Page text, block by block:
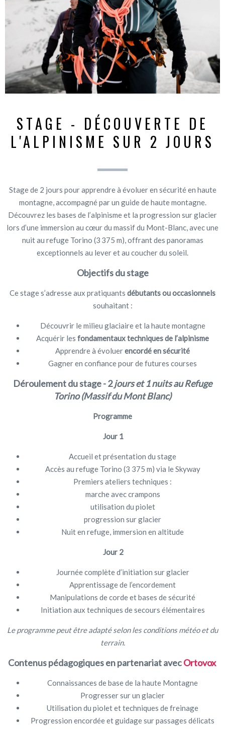
STAGE - DÉCOUVERTE DE
L'ALPINISME SUR 2 JOURS
Stage de 2 jours pour apprendre à évoluer en sécurité en haute
montagne, accompagné par un guide de haute montagne.
Découvrez les bases de l’alpinisme et la progression sur glacier
lors d’une immersion au cœur du massif du Mont-Blanc, avec une
nuit au refuge Torino (3 375 m), offrant des panoramas
exceptionnels au lever et au coucher du soleil.
Objectifs du stage
Ce stage s’adresse aux pratiquants débutants ou occasionnels
souhaitant :
Découvrir le milieu glaciaire et la haute montagne
Acquérir les fondamentaux techniques de l’alpinisme
Apprendre à évoluerencordé en sécurité
Gagner en confiance pour de futures courses
Déroulement du stage - 2jours et 1 nuits au Refuge
Torino (Massif du Mont Blanc)
Programme
Jour 1
Accueil et présentation du stage
Accès au refuge Torino (3 375 m) via le Skyway
Premiers ateliers techniques :
marche avec crampons
utilisation du piolet
progression sur glacier
Nuit en refuge, immersion en altitude
Jour 2
Journée complète d’initiation sur glacier
Apprentissage de l’encordement
Manipulations de corde et bases de sécurité
Initiation aux techniques de secours élémentaires
Le programme peut être adapté selon les conditions météo et du
terrain.
Contenus pédagogiques en partenariat avecOrtovox
Connaissances de base de la haute Montagne
Progresser sur un glacier
Utilisation du piolet et techniques de freinage
Progression encordée et guidage sur passages délicats